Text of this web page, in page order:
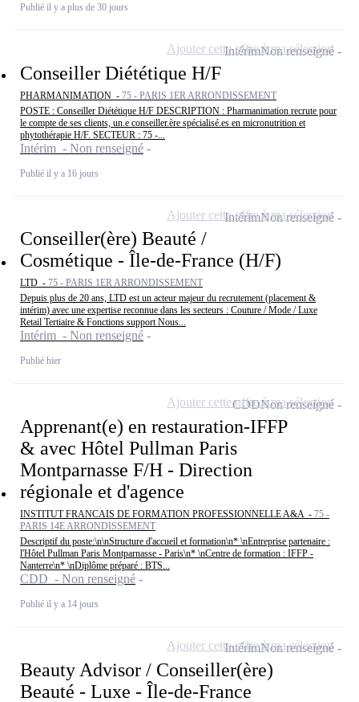
Publié il y a plus de 30 jours
Conseiller Diététique H/F
PHARMANIMATION - 75 - PARIS 1ER ARRONDISSEMENT
POSTE : Conseiller Diététique H/F DESCRIPTION : Pharmanimation recrute pour
le compte de ses clients, un.e conseiller.ère spécialisé.es en micronutrition et
phytothérapie H/F. SECTEUR : 75 -...
Intérim - Non renseigné
Publié il y a 16 jours
IntérimNon renseigné
Ajouter cette offre à ma sélection
Conseiller(ère) Beauté /
Cosmétique - Île-de-France (H/F)
LTD - 75 - PARIS 1ER ARRONDISSEMENT
Depuis plus de 20 ans, LTD est un acteur majeur du recrutement (placement &
intérim) avec une expertise reconnue dans les secteurs : Couture / Mode / Luxe
Retail Tertiaire & Fonctions support Nous...
Intérim - Non renseigné
Publié hier
IntérimNon renseigné
Ajouter cette offre à ma sélection
Apprenant(e) en restauration-IFFP
& avec Hôtel Pullman Paris
Montparnasse F/H - Direction
régionale et d'agence
INSTITUT FRANCAIS DE FORMATION PROFESSIONNELLE A&A - 75 -
PARIS 14E ARRONDISSEMENT
Descriptif du poste:\n\nStructure d'accueil et formation\n* \nEntreprise partenaire :
l'Hôtel Pullman Paris Montparnasse - Paris\n* \nCentre de formation : IFFP -
Nanterre\n* \nDiplôme préparé : BTS...
CDD - Non renseigné
Publié il y a 14 jours
CDDNon renseigné
Ajouter cette offre à ma sélection
Beauty Advisor / Conseiller(ère)
Beauté - Luxe - Île-de-France
IntérimNon renseigné
Ajouter cette offre à ma sélection